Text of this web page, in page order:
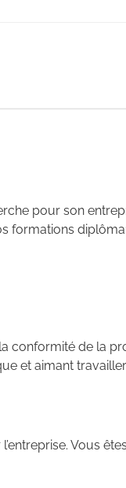
pour son
formations
conformité de la
et aimant
Vous